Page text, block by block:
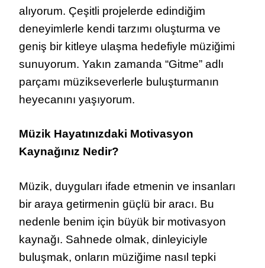
alıyorum. Çeşitli projelerde edindiğim
deneyimlerle kendi tarzımı oluşturma ve
geniş bir kitleye ulaşma hedefiyle müziğimi
sunuyorum. Yakın zamanda “Gitme” adlı
parçamı müzikseverlerle buluşturmanın
heyecanını yaşıyorum.
Müzik Hayatınızdaki Motivasyon
Kaynağınız Nedir?
Müzik, duyguları ifade etmenin ve insanları
bir araya getirmenin güçlü bir aracı. Bu
nedenle benim için büyük bir motivasyon
kaynağı. Sahnede olmak, dinleyiciyle
buluşmak, onların müziğime nasıl tepki